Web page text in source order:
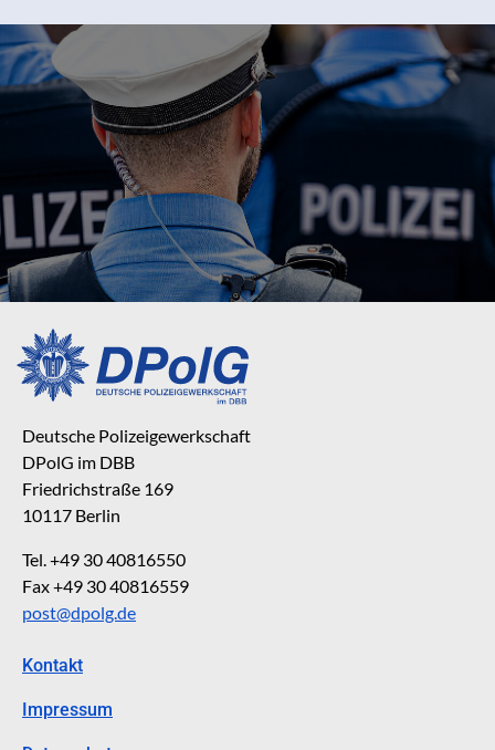
Deutsche Polizeigewerkschaft
DPolG im DBB
Friedrichstraße 169
10117 Berlin
Tel. +49 30 40816550
Fax +49 30 40816559
post@dpolg.de
Kontakt
Impressum